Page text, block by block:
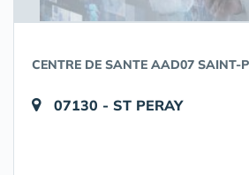
CENTRE DE SANTE AAD07 SAINT-
07130 - ST PERAY